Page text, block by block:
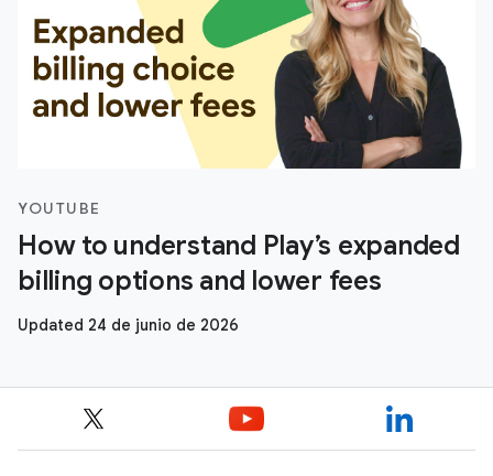
YOUTUBE
How to understand Play’s expanded
billing options and lower fees
Updated 24 de junio de 2026